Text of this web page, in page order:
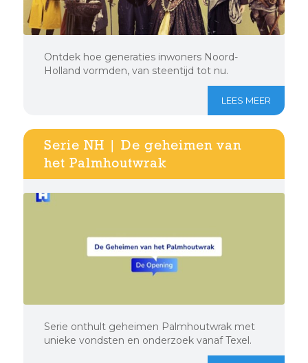
Ontdek hoe generaties inwoners Noord-
Holland vormden, van steentijd tot nu.
LEES MEER
Serie NH | De geheimen van
het Palmhoutwrak
Serie onthult geheimen Palmhoutwrak met
unieke vondsten en onderzoek vanaf Texel.